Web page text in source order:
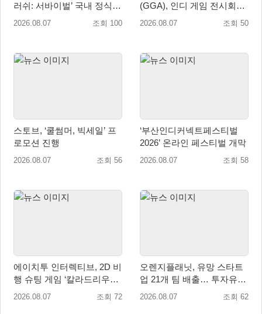
러쉬: 서바이벌’ 국내 정식
출시
2026.08.07 조회 100
(GGA), 인디 게임 전시회
‘도쿄 게임 던전 13’ 참가!
2026.08.07 조회 50
스토브, ‘쿨썸머, 빅세일’ 프
로모션 진행
2026.08.07 조회 56
‘부산인디커넥트페스티벌
2026’ 온라인 페스티벌 개막
2026.08.07 조회 58
에이치투 인터렉티브, 2D 비
행 슈팅 게임 ‘칼라드리우스
2/다크 엘레멘트’ 올 겨울 전
2026.08.07 조회 72
오렌지플래닛, 유망 스타트
업 21개 팀 배출… 투자유치∙
매출성장 성과 눈길
2026.08.07 조회 62